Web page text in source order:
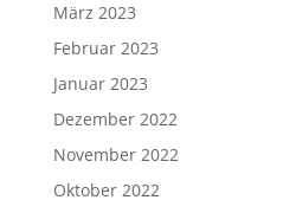
März 2023
Februar 2023
Januar 2023
Dezember 2022
November 2022
Oktober 2022